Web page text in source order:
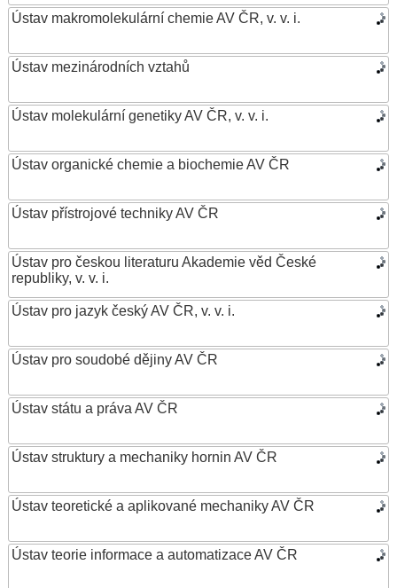
Ústav makromolekulární chemie AV ČR, v. v. i.
Ústav mezinárodních vztahů
Ústav molekulární genetiky AV ČR, v. v. i.
Ústav organické chemie a biochemie AV ČR
Ústav přístrojové techniky AV ČR
Ústav pro českou literaturu Akademie věd České
republiky, v. v. i.
Ústav pro jazyk český AV ČR, v. v. i.
Ústav pro soudobé dějiny AV ČR
Ústav státu a práva AV ČR
Ústav struktury a mechaniky hornin AV ČR
Ústav teoretické a aplikované mechaniky AV ČR
Ústav teorie informace a automatizace AV ČR